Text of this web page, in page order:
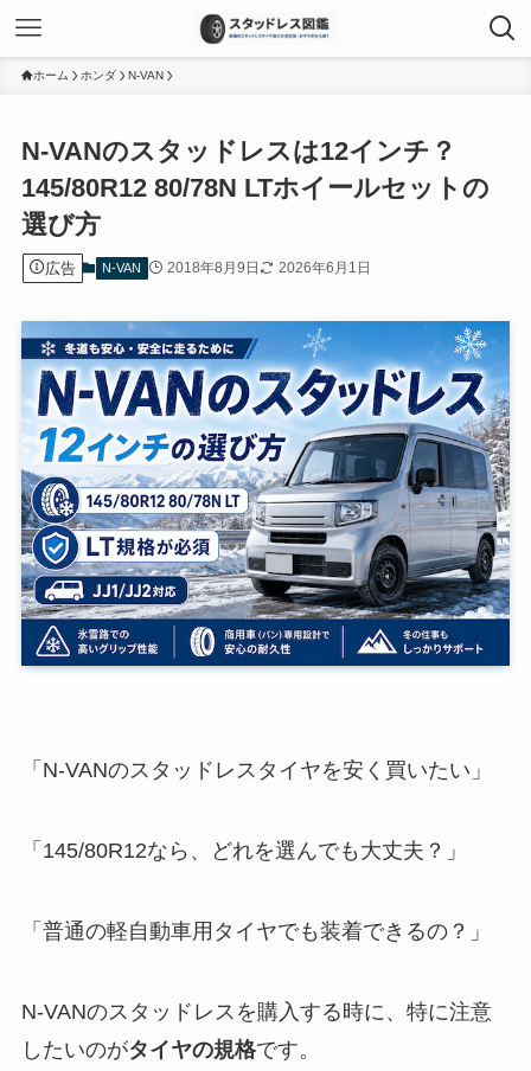
ホーム ホンダ N-VAN
N-VANのスタッドレスは12インチ？
145/80R12 80/78N LTホイールセットの
選び方
広告 N-VAN 2018年8月9日 2026年6月1日
「N-VANのスタッドレスタイヤを安く買いたい」
「145/80R12なら、どれを選んでも大丈夫？」
「普通の軽自動車用タイヤでも装着できるの？」
N-VANのスタッドレスを購入する時に、特に注意
したいのがタイヤの規格です。